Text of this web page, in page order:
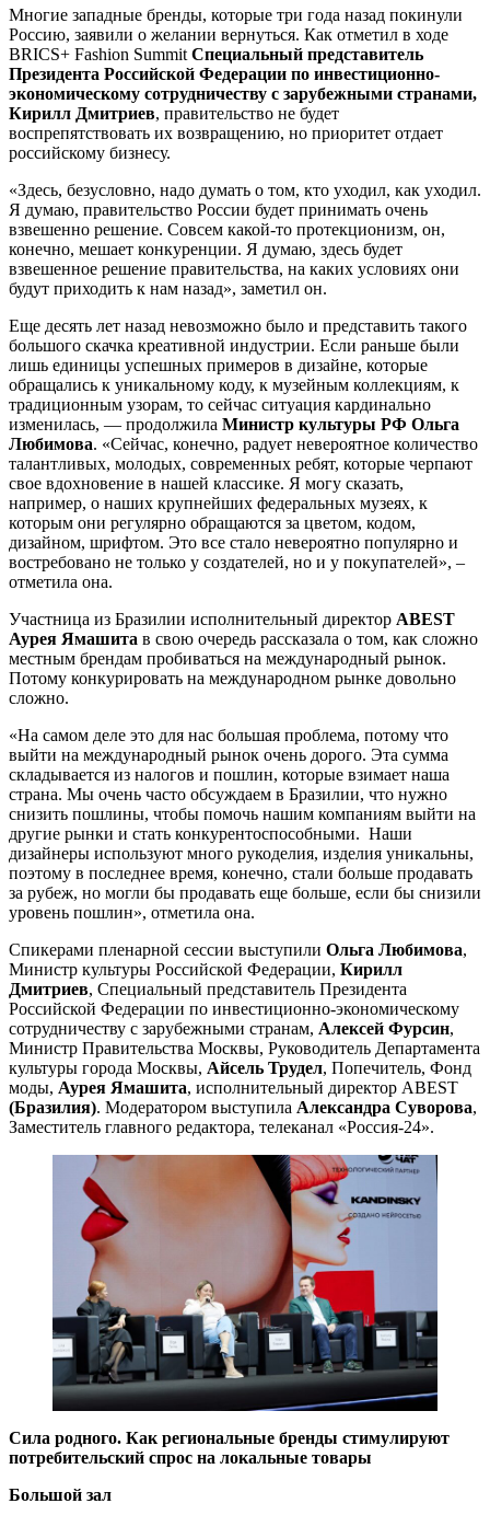
Многие западные бренды, которые три года назад покинули
Россию, заявили о желании вернуться. Как отметил в ходе
BRICS+ Fashion Summit Специальный представитель
Президента Российской Федерации по инвестиционно-
экономическому сотрудничеству с зарубежными странами,
Кирилл Дмитриев, правительство не будет
воспрепятствовать их возвращению, но приоритет отдает
российскому бизнесу.
«Здесь, безусловно, надо думать о том, кто уходил, как уходил.
Я думаю, правительство России будет принимать очень
взвешенно решение. Совсем какой-то протекционизм, он,
конечно, мешает конкуренции. Я думаю, здесь будет
взвешенное решение правительства, на каких условиях они
будут приходить к нам назад», заметил он.
Еще десять лет назад невозможно было и представить такого
большого скачка креативной индустрии. Если раньше были
лишь единицы успешных примеров в дизайне, которые
обращались к уникальному коду, к музейным коллекциям, к
традиционным узорам, то сейчас ситуация кардинально
изменилась, — продолжила Министр культуры РФ Ольга
Любимова. «Сейчас, конечно, радует невероятное количество
талантливых, молодых, современных ребят, которые черпают
свое вдохновение в нашей классике. Я могу сказать,
например, о наших крупнейших федеральных музеях, к
которым они регулярно обращаются за цветом, кодом,
дизайном, шрифтом. Это все стало невероятно популярно и
востребовано не только у создателей, но и у покупателей», –
отметила она.
Участница из Бразилии исполнительный директор ABEST
Аурея Ямашита в свою очередь рассказала о том, как сложно
местным брендам пробиваться на международный рынок.
Потому конкурировать на международном рынке довольно
сложно.
«На самом деле это для нас большая проблема, потому что
выйти на международный рынок очень дорого. Эта сумма
складывается из налогов и пошлин, которые взимает наша
страна. Мы очень часто обсуждаем в Бразилии, что нужно
снизить пошлины, чтобы помочь нашим компаниям выйти на
другие рынки и стать конкурентоспособными. Наши
дизайнеры используют много рукоделия, изделия уникальны,
поэтому в последнее время, конечно, стали больше продавать
за рубеж, но могли бы продавать еще больше, если бы снизили
уровень пошлин», отметила она.
Спикерами пленарной сессии выступили Ольга Любимова,
Министр культуры Российской Федерации, Кирилл
Дмитриев, Специальный представитель Президента
Российской Федерации по инвестиционно-экономическому
сотрудничеству с зарубежными странам, Алексей Фурсин,
Министр Правительства Москвы, Руководитель Департамента
культуры города Москвы, Айсель Трудел, Попечитель, Фонд
моды, Аурея Ямашита, исполнительный директор ABEST
(Бразилия). Модератором выступила Александра Суворова,
Заместитель главного редактора, телеканал «Россия-24».
Сила родного. Как региональные бренды стимулируют
потребительский спрос на локальные товары
Большой зал